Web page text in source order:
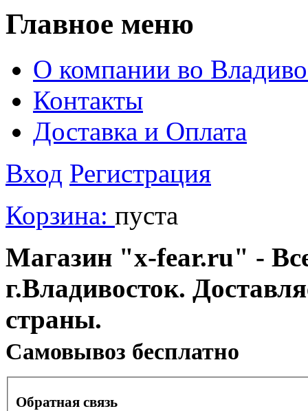
Главное меню
О компании во
Контакты
Доставка и Оплата
Вход Регистрация
Корзина: пуста
Магазин "x-fear.ru" -
г.Владивосток.
страны.
Cамовывоз бесплатно
Обратная связь